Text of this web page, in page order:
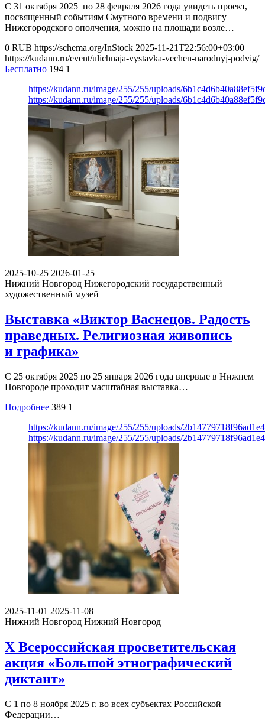
С 31 октября 2025 по 28 февраля 2026 года увидеть проект,
посвященный событиям Смутного времени и подвигу
Нижегородского ополчения, можно на площади возле…
0 RUB https://schema.org/InStock 2025-11-21T22:56:00+03:00
https://kudann.ru/event/ulichnaja-vystavka-vechen-narodnyj-podvig/
Бесплатно 194 1
https://kudann.ru/image/255/255/uploads/
https://kudann.ru/image/255/255/uploads/
2025-10-25 2026-01-25
Нижний Новгород Нижегородский государственный
художественный музей
Выставка «Виктор Васнецов. Радость
праведных. Религиозная живопись
и графика»
С 25 октября 2025 по 25 января 2026 года впервые в Нижнем
Новгороде проходит масштабная выставка…
Подробнее 389 1
https://kudann.ru/image/255/255/uploads/
https://kudann.ru/image/255/255/uploads/
2025-11-01 2025-11-08
Нижний Новгород Нижний Новгород
X Всероссийская просветительская
акция «Большой этнографический
диктант»
С 1 по 8 ноября 2025 г. во всех субъектах Российской
Федерации…